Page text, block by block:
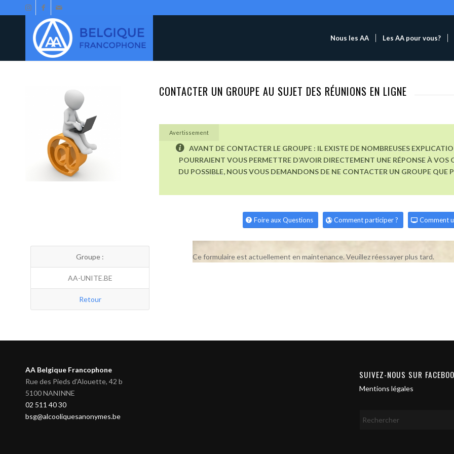
Nous les AA Les AA pour vous?
CONTACTER UN GROUPE AU SUJET DES RÉUNIONS EN LIGNE
Avertissement
AVANT DE CONTACTER LE GROUPE : IL EXISTE DE NOMBREUSES
POURRAIENT VOUS PERMETTRE D’AVOIR DIRECTEMENT UNE RÉPONSE À VOS
DU POSSIBLE, NOUS VOUS DEMANDONS DE NE CONTACTER UN GROUPE QUE
Foire aux Questions Comment participer ? Comment
Groupe :
AA-UNITE.BE
Retour
Ce formulaire est actuellement en maintenance. Veuillez réessayer plus tard.
AA Belgique Francophone
Rue des Pieds d'Alouette, 42 b
5100 NANINNE
02 511 40 30
bsg@alcooliquesanonymes.be
SUIVEZ-NOUS SUR
Mentions légales